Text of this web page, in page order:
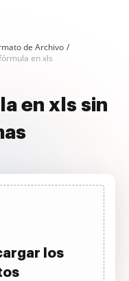
de Archivo
en xls
en xls sin
los